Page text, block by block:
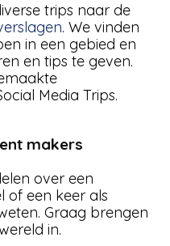
trips naar de
. We vinden
in een gebied en
en tips te geven.
Media Trips.
makers
over een
of een keer als
Graag brengen
in.